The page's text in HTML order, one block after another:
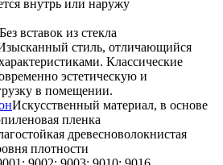
внутрь или наружу
Без вставок из стекла
стиль, отличающийся
Классические
эстетическую и
в помещении.
Искусственный материал, в основе
пленка
древесноволокнистая
плотности